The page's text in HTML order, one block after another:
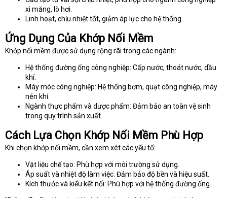
xi măng, lò hơi.
Linh hoạt, chịu nhiệt tốt, giảm áp lực cho hệ thống.
Ứng Dụng Của Khớp Nối Mềm
Khớp nối mềm được sử dụng rộng rãi trong các ngành:
Hệ thống đường ống công nghiệp: Cấp nước, thoát nước, dầu
khí.
Máy móc công nghiệp: Hệ thống bơm, quạt công nghiệp, máy
nén khí.
Ngành thực phẩm và dược phẩm: Đảm bảo an toàn vệ sinh
trong quy trình sản xuất.
Cách Lựa Chọn Khớp Nối Mềm Phù Hợp
Khi chọn khớp nối mềm, cần xem xét các yếu tố:
Vật liệu chế tạo: Phù hợp với môi trường sử dụng.
Áp suất và nhiệt độ làm việc: Đảm bảo độ bền và hiệu suất.
Kích thước và kiểu kết nối: Phù hợp với hệ thống đường ống.